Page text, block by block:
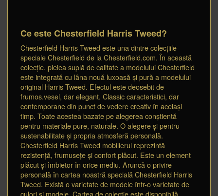
Ce este Chesterfield Harris Tweed?
Chesterfield Harris Tweed este una dintre colecțiile
speciale Chesterfield de la Chesterfield.com. În această
colecție, pielea suplă de calitate a modelului Chesterfield
este integrată cu lâna nouă luxoasă și pură a modelului
original Harris Tweed. Efectul este deosebit de
frumos.vesel, dar elegant. Classic caracteristici, dar
contemporane din punct de vedere creativ în același
timp. Toate acestea bazate pe alegerea conștientă
pentru materiale pure, naturale. O alegere și pentru
sustenabilitate și propria atmosferă personală.
Chesterfield Harris Tweed mobilierul reprezintă
rezistență, frumusețe și confort plăcut. Este un element
plăcut și îmbietor în orice mediu. Aruncă o privire
personală în cartea noastră specială Chesterfield Harris
Tweed. Există o varietate de modele într-o varietate de
culori și modele. Cartea de colecție este disponibilă